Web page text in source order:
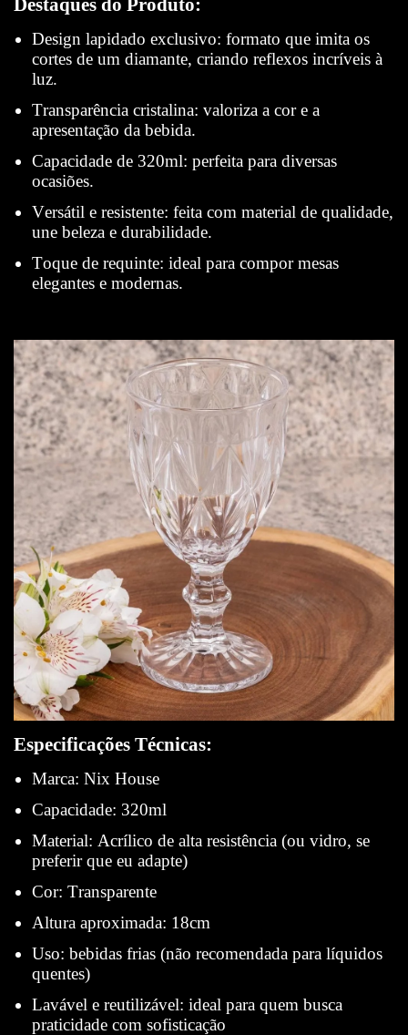
Destaques do Produto:
Design lapidado exclusivo: formato que imita os
cortes de um diamante, criando reflexos incríveis à
luz.
Transparência cristalina: valoriza a cor e a
apresentação da bebida.
Capacidade de 320ml: perfeita para diversas
ocasiões.
Versátil e resistente: feita com material de qualidade,
une beleza e durabilidade.
Toque de requinte: ideal para compor mesas
elegantes e modernas.
Especificações Técnicas:
Marca: Nix House
Capacidade: 320ml
Material: Acrílico de alta resistência (ou vidro, se
preferir que eu adapte)
Cor: Transparente
Altura aproximada: 18cm
Uso: bebidas frias (não recomendada para líquidos
quentes)
Lavável e reutilizável: ideal para quem busca
praticidade com sofisticação